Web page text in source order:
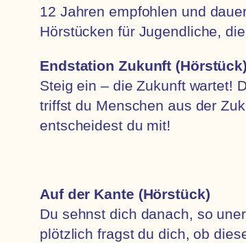
12 Jahren empfohlen und
Hörstücken für Jugendliche, die
Endstation Zukunft (Hörstück)
Steig ein – die Zukunft wartet!
triffst du Menschen aus der
entscheidest du mit!
Auf der Kante (Hörstück)
Du sehnst dich danach, so
plötzlich fragst du dich, ob